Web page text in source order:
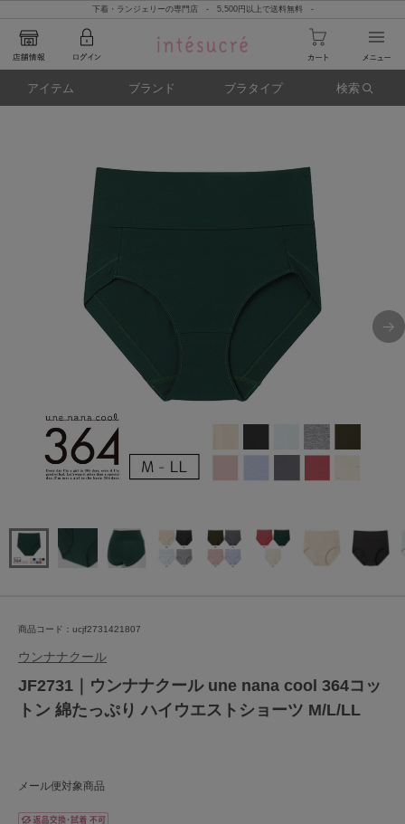
下着・ランジェリーの専門店 - 5,500円以上で送料無料 -
アイテム ブランド ブラタイプ 検索
商品コード：ucjf2731421807
ウンナナクール
JF2731｜ウンナナクール une nana cool 364コッ
トン 綿たっぷり ハイウエストショーツ M/L/LL
メール便対象商品